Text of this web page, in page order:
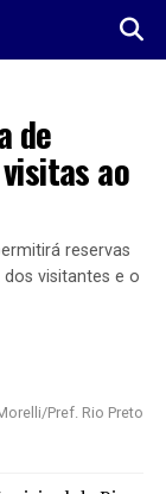
de
ao
reservas
visitantes e o
Pref. Rio Preto